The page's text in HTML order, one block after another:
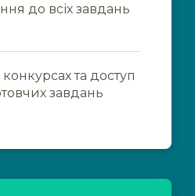
до всіх завдань
конкурсах та доступ
завдань